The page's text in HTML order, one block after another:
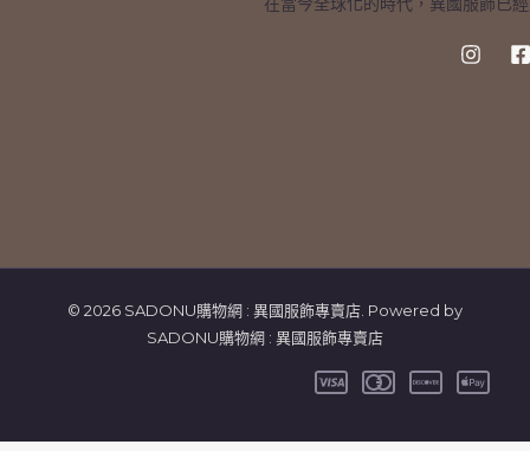
© 2026 SADONU購物網 : 異國服飾專賣店. Powered by
SADONU購物網 : 異國服飾專賣店